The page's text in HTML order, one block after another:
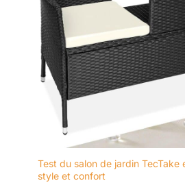
que ce
meuble
même
d'hiver.
rend
tout
Test du salon de jardin TecTake
style et confort